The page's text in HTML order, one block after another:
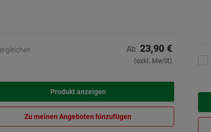
Ab 23,90 €
(exkl. MwSt)
Produkt anzeigen
Zu meinen Angeboten hinzufügen